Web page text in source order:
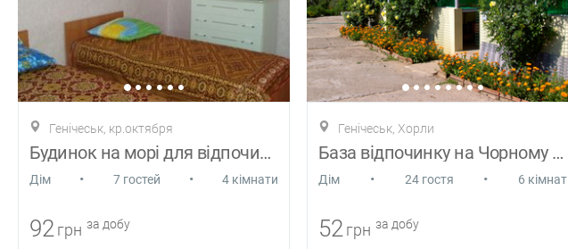
Генічеськ, кр.октября
Будинок на морі для відпочинку, Геніческ
Дiм • 7 гостей • 4 кімнати
92 грн за добу
Генічеськ, Хорли
База відпочинку на Чорному морі
Дiм • 24 гостя • 6 кімнат
52 грн за добу